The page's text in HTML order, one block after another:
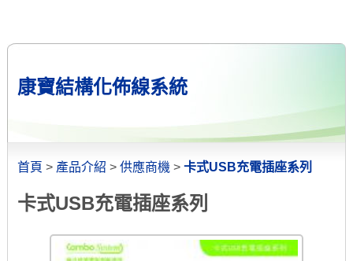
康寶結構化佈線系統
首頁 > 產品介紹 > 供應商機 > 卡式USB充電插座系列
卡式USB充電插座系列